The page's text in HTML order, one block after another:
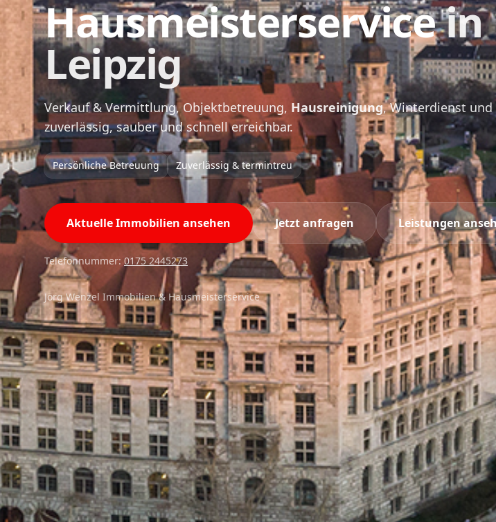
Hausmeisterservicein
Leipzig
Verkauf & Vermittlung, Objektbetreuung, Hausreinigung, Winterdienst und
zuverlässig, sauber und schnell erreichbar.
Persönliche Betreuung Zuverlässig & termintreu
Aktuelle Immobilien ansehen Jetzt anfragen Leistungen
Telefonnummer: 0175 2445273
Jörg Wenzel Immobilien & Hausmeisterservice